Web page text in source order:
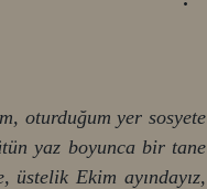
oturduğum yer sosyete
yaz boyunca bir tane
Ekim ayındayız,